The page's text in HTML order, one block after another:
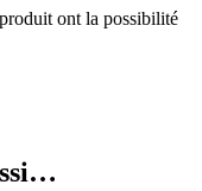
ont la possibilité